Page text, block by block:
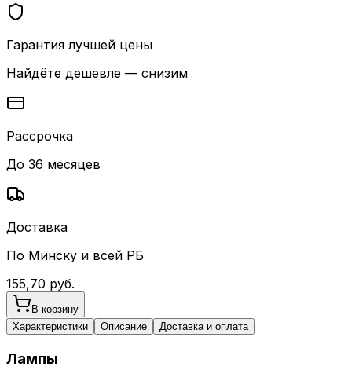
Гарантия лучшей цены
Найдёте дешевле — снизим
Рассрочка
До 36 месяцев
Доставка
По Минску и всей РБ
155,70 руб.
В корзину
Характеристики
Описание Доставка и оплата
Лампы